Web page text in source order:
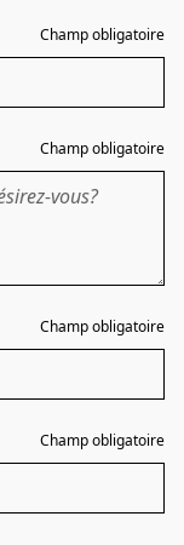
Champ obligatoire
Champ obligatoire
Champ obligatoire
Champ obligatoire